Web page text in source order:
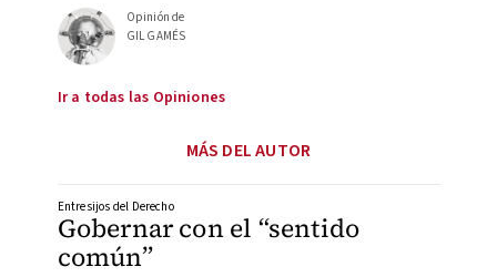
Opinión de
GIL GAMÉS
Ir a todas las Opiniones
MÁS DEL AUTOR
Gobernar con el “sentido
común”
Entresijos del Derecho